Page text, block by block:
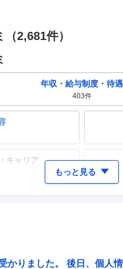
（2,681件）
年収・給与制度・待遇
403件
キャリア
ランス
もっと見る
かりました。 後日、個人